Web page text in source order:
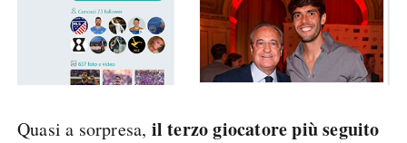
Quasi a sorpresa, il terzo giocatore più seguito